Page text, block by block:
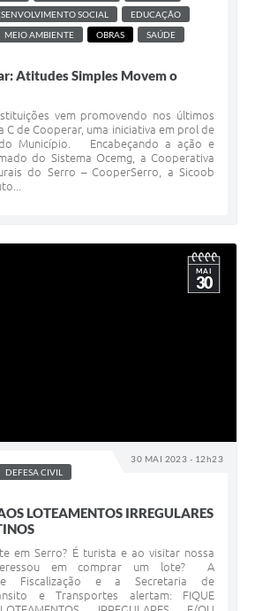
SOCIAL
EDUCAÇÃO
MEIO AMBIENTE OBRAS
SAÚDE
Atitudes Simples Movem o
vem promovendo nos últimos
C de Cooperar, uma iniciativa em prol de
Município. Encabeçando a ação e
do Sistema Ocemg, a Cooperativa
do Serro – CooperSerro, a Sicoob
30 MAI 2023 - 12h23
MAI
30
DEFESA CIVIL
LOTEAMENTOS IRREGULARES
em Serro? É turista e ao visitar nossa
em comprar um lote? A
Fiscalização e a Secretaria de
e Transportes alertam: FIQUE